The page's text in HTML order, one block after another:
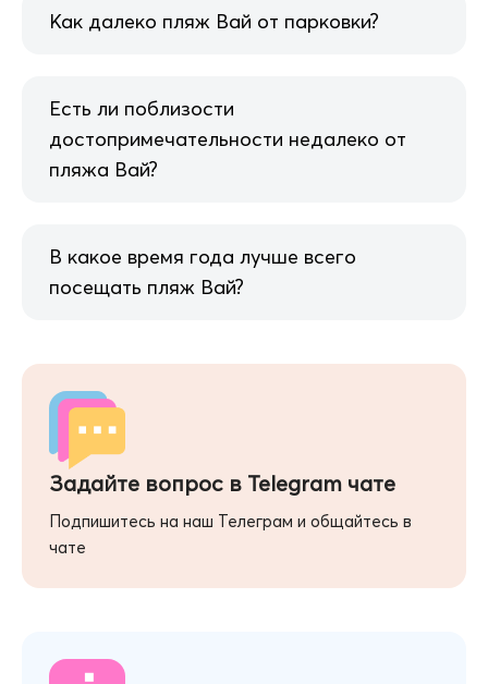
Как далеко пляж Вай от парковки?
Есть ли поблизости
достопримечательности недалеко от
пляжа Вай?
В какое время года лучше всего
посещать пляж Вай?
Задайте вопрос в Telegram чате
Подпишитесь на наш Телеграм и общайтесь в
чате